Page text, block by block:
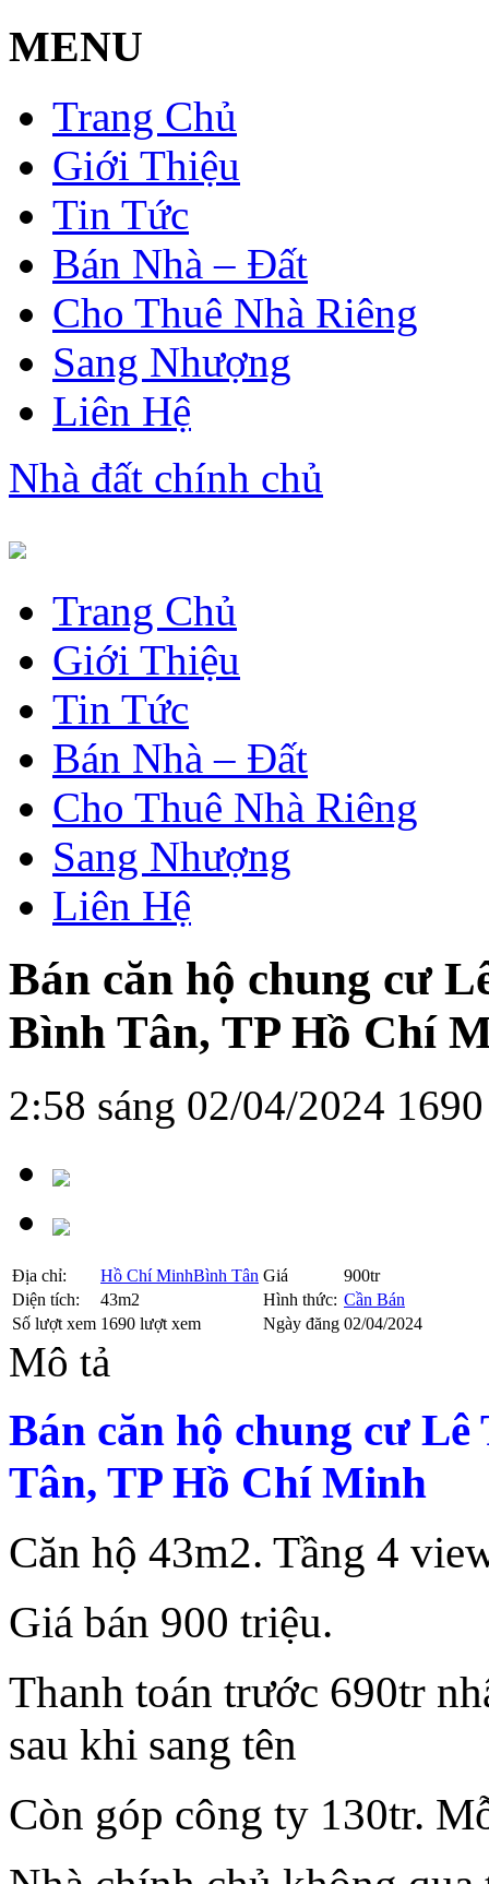
MENU
Trang Chủ
Giới Thiệu
Tin Tức
Bán Nhà – Đất
Cho Thuê Nhà Riêng
Sang Nhượng
Liên Hệ
Nhà đất chính chủ
Trang Chủ
Giới Thiệu
Tin Tức
Bán Nhà – Đất
Cho Thuê Nhà Riêng
Sang Nhượng
Liên Hệ
Bán căn hộ chung cư
Bình Tân, TP Hồ Chí
2:58 sáng 02/04/2024
Địa chỉ: Hồ Chí MinhBình Tân Giá
900tr
Diện tích:
43m2 Hình thức: Cần Bán
Số lượt xem 1690 lượt xem Ngày đăng 02/04/2024
Mô tả
Bán căn hộ chung cư
Tân, TP Hồ Chí Minh
Căn hộ 43m2. Tầng 4
Giá bán 900 triệu.
Thanh toán trước 690tr
sau khi sang tên
Còn góp công ty 130tr.